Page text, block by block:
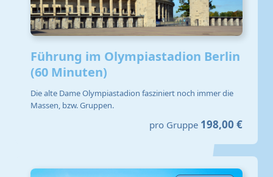
Führung im Olympiastadion Berlin
(60 Minuten)
Die alte Dame Olympiastadion fasziniert noch immer die
Massen, bzw. Gruppen.
pro Gruppe 198,00 €